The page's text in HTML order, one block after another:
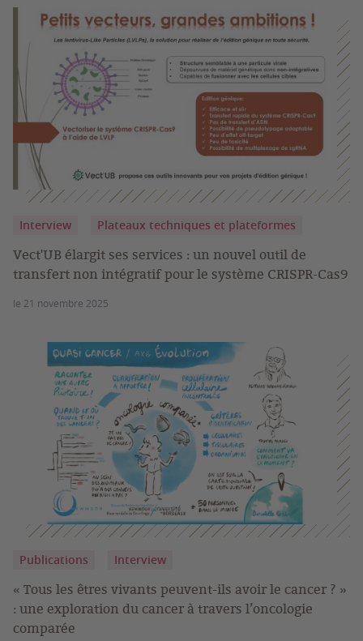
Interview Plateaux techniques et plateformes
Vect'UB élargit ses services : un nouvel outil de
transfert non intégratif pour le système CRISPR-Cas9
le 21 novembre 2025
Publications Interview
« Tous les êtres vivants peuvent-ils avoir le cancer ? »
: une exploration du cancer à travers l’oncologie
comparée